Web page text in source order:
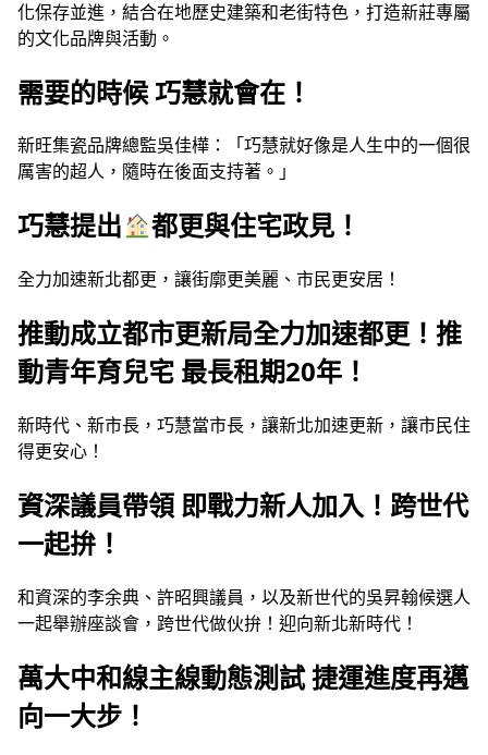
化保存並進，結合在地歷史建築和老街特色，打造新莊專屬
的文化品牌與活動。
需要的時候 巧慧就會在！
新旺集瓷品牌總監吳佳樺：「巧慧就好像是人生中的一個很
厲害的超人，隨時在後面支持著。」
巧慧提出 都更與住宅政見！
全力加速新北都更，讓街廓更美麗、市民更安居！
推動成立都市更新局全力加速都更！推
動青年育兒宅 最長租期20年！
新時代、新市長，巧慧當市長，讓新北加速更新，讓市民住
得更安心！
資深議員帶領 即戰力新人加入！跨世代
一起拚！
和資深的李余典、許昭興議員，以及新世代的吳昇翰候選人
一起舉辦座談會，跨世代做伙拚！迎向新北新時代！
萬大中和線主線動態測試 捷運進度再邁
向一大步！